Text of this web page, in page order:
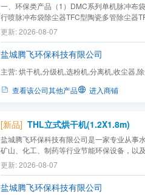
一、环保类产品（1）DMC系列单机脉冲布
行喷脉冲布袋除尘器TFC型陶瓷多管除尘器
式除尘器TFS石料生产线除尘器TGMC系列
TJDW系列卧式电除尘器TL滤筒除尘器
器TQM系列气箱脉冲布袋除尘器二、节能产
煤磨动态选...
更新: 2026-08-07
盐城腾飞环保科技有限公司
主营:烘干机,分级机,选粉机,分离机,收尘器,
查看该公司其他产品
进入商铺
[新品] THL立式烘干机(1.2X1.8m)
盐城腾飞环保科技有限公司是一家专业从事
矿山、化工、制药等行业节能环保设备，以
的科技性民营企业。公司拥有雄厚的技术力
备，严谨的合作团队，经验丰富的安装队伍
保护产业协会会员，水泥产业协会会员，已
更新: 2026-08-07
盐城腾飞环保科技有限公司